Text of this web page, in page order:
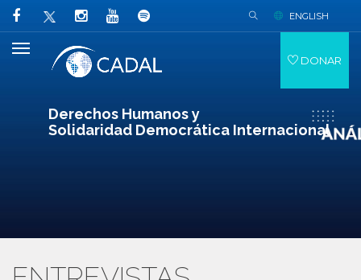
Derechos Humanos y
Solidaridad Democrática Internacional
ENGLISH
DONAR